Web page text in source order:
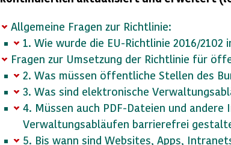
Allgemeine Fragen zur Richtlinie:
1. Wie wurde die EU-Richtlinie 2016/
Fragen zur Umsetzung der Richtlinie für
2. Was müssen öffentliche Stellen des
3. Was sind elektronische
4. Müssen auch PDF-Dateien und
Verwaltungsabläufen barrierefrei
5. Bis wann sind Websites, Apps,